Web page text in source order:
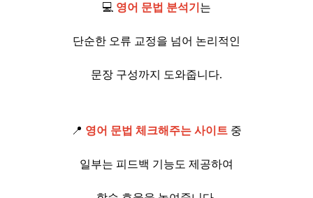
💻 영어 문법 분석기 는
단순한 오류 교정을 넘어 논리적인
문장 구성까지 도와줍니다.
📍 영어 문법 체크해주는 사이트 중
일부는 피드백 기능도 제공하여